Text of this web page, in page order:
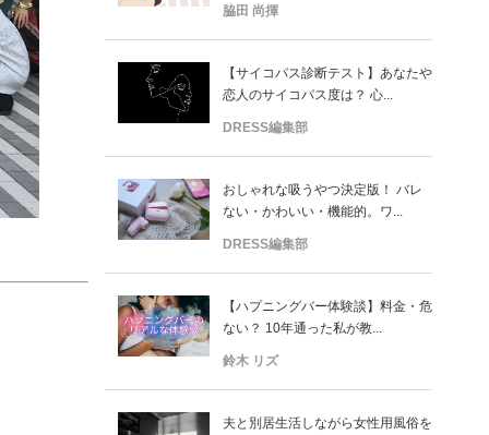
脇田 尚揮
【サイコパス診断テスト】あなたや
恋人のサイコパス度は？ 心...
DRESS編集部
おしゃれな吸うやつ決定版！ バレ
ない・かわいい・機能的。ワ...
DRESS編集部
【ハプニングバー体験談】料金・危
ない？ 10年通った私が教...
鈴木 リズ
夫と別居生活しながら女性用風俗を